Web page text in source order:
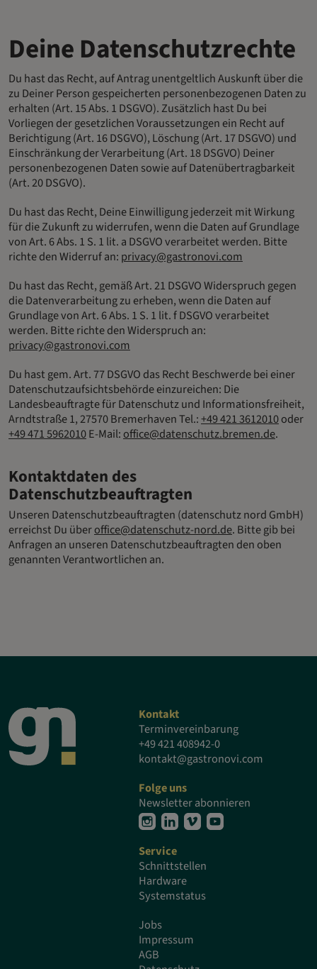
Deine Datenschutzrechte
Du hast das Recht, auf Antrag unentgeltlich Auskunft über die
zu Deiner Person gespeicherten personenbezogenen Daten zu
erhalten (Art. 15 Abs. 1 DSGVO). Zusätzlich hast Du bei
Vorliegen der gesetzlichen Voraussetzungen ein Recht auf
Berichtigung (Art. 16 DSGVO), Löschung (Art. 17 DSGVO) und
Einschränkung der Verarbeitung (Art. 18 DSGVO) Deiner
personenbezogenen Daten sowie auf Datenübertragbarkeit
(Art. 20 DSGVO).
Du hast das Recht, Deine Einwilligung jederzeit mit Wirkung
für die Zukunft zu widerrufen, wenn die Daten auf Grundlage
von Art. 6 Abs. 1 S. 1 lit. a DSGVO verarbeitet werden. Bitte
richte den Widerruf an: privacy@gastronovi.com
Du hast das Recht, gemäß Art. 21 DSGVO Widerspruch gegen
die Datenverarbeitung zu erheben, wenn die Daten auf
Grundlage von Art. 6 Abs. 1 S. 1 lit. f DSGVO verarbeitet
werden. Bitte richte den Widerspruch an:
privacy@gastronovi.com
Du hast gem. Art. 77 DSGVO das Recht Beschwerde bei einer
Datenschutzaufsichtsbehörde einzureichen: Die
Landesbeauftragte für Datenschutz und Informationsfreiheit,
Arndtstraße 1, 27570 Bremerhaven Tel.:+49 421 3612010oder
+49 471 5962010E-Mail:office@datenschutz.bremen.de.
Kontaktdaten des
Datenschutzbeauftragten
Unseren Datenschutzbeauftragten (datenschutz nord GmbH)
erreichst Du überoffice@datenschutz-nord.de. Bitte gib bei
Anfragen an unseren Datenschutzbeauftragten den oben
genannten Verantwortlichen an.
Kontakt
Terminvereinbarung
+49 421 408942-0
kontakt@gastronovi.com
Folge uns
Newsletter abonnieren
Service
Schnittstellen
Hardware
Systemstatus
Jobs
Impressum
AGB